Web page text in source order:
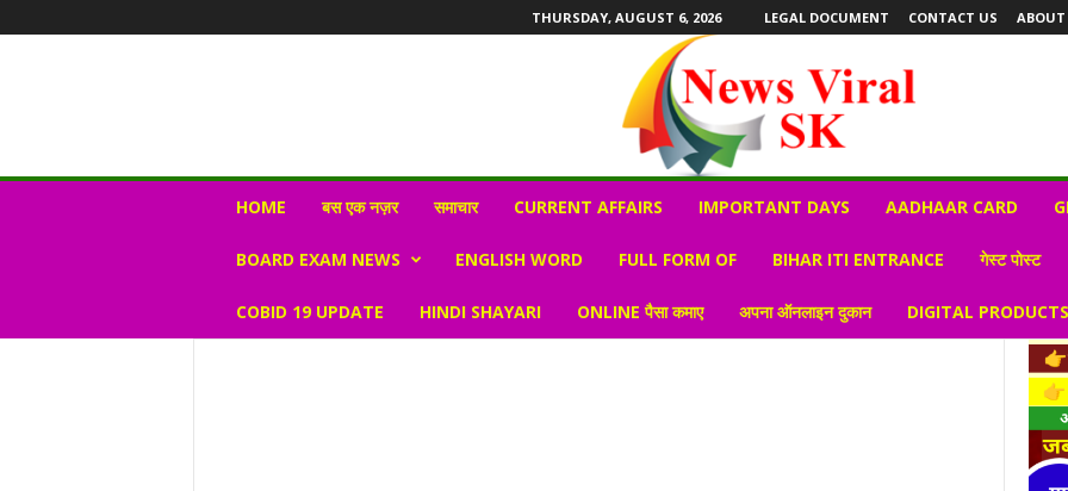
THURSDAY, AUGUST 6, 2026 LEGAL DOCUMENT CONTACT US ABOUT
r
HOME बस एक नज़र समाचार CURRENT AFFAIRS IMPORTANT DAYS AADHAAR CARD
BOARD EXAM NEWS ENGLISH WORD FULL FORM OF BIHAR ITI ENTRANCE गेस्ट पोस्ट
COBID 19 UPDATE HINDI SHAYARI ONLINE पैसा कमाए अपना ऑनलाइन दुकान DIGITAL